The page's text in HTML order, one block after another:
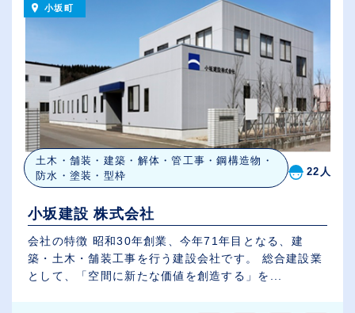
小坂町
土木・舗装・建築・解体・管工事・鋼構造物・
防水・塗装・型枠
22人
小坂建設 株式会社
会社の特徴 昭和30年創業、今年71年目となる、建
築・土木・舗装工事を行う建設会社です。 総合建設業
として、「空間に新たな価値を創造する」を...